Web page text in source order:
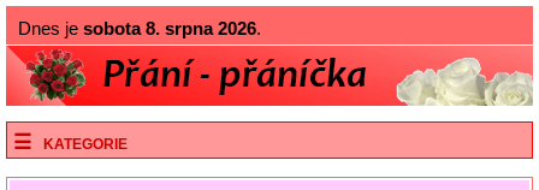
Dnes je sobota 8. srpna 2026.
KATEGORIE